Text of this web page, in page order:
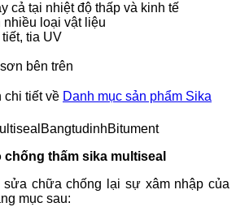
cả tại nhiệt độ thấp và kinh tế
nhiều loại vật liệu
tia UV
bên trên
chi tiết về Danh mục sản phẩm Sika
thấm sika multiseal
sửa chữa chống lại sự xâm nhập của
mục sau: